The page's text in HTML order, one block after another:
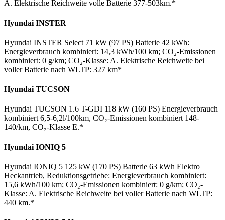
A. Elektrische Reichweite volle Batterie 377-503km.*
Hyundai INSTER
Hyundai INSTER Select 71 kW (97 PS) Batterie 42 kWh:
Energieverbrauch kombiniert: 14,3 kWh/100 km; CO₂-Emissionen
kombiniert: 0 g/km; CO₂-Klasse: A. Elektrische Reichweite bei
voller Batterie nach WLTP: 327 km*
Hyundai TUCSON
Hyundai TUCSON 1.6 T-GDI 118 kW (160 PS) Energieverbrauch
kombiniert 6,5-6,2l/100km, CO₂-Emissionen kombiniert 148-
140/km, CO₂-Klasse E.*
Hyundai IONIQ 5
Hyundai IONIQ 5 125 kW (170 PS) Batterie 63 kWh Elektro
Heckantrieb, Reduktionsgetriebe: Energieverbrauch kombiniert:
15,6 kWh/100 km; CO₂-Emissionen kombiniert: 0 g/km; CO₂-
Klasse: A. Elektrische Reichweite bei voller Batterie nach WLTP:
440 km.*